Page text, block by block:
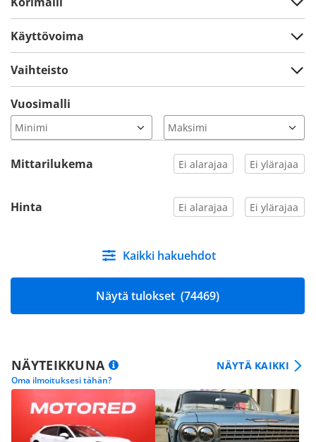
Käyttövoima
Vaihteisto
Vuosimalli
Mittarilukema
Hinta
Kaikki hakuehdot
Näytä tulokset (74469)
NÄYTEIKKUNA
Oma ilmoituksesi tähän?
NÄYTÄ KAIKKI